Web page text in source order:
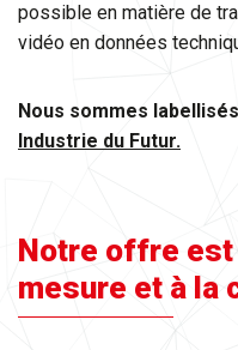
possible en matière de
vidéo en données
Nous sommes
Industrie du Futur.
Notre offre
mesure et à la